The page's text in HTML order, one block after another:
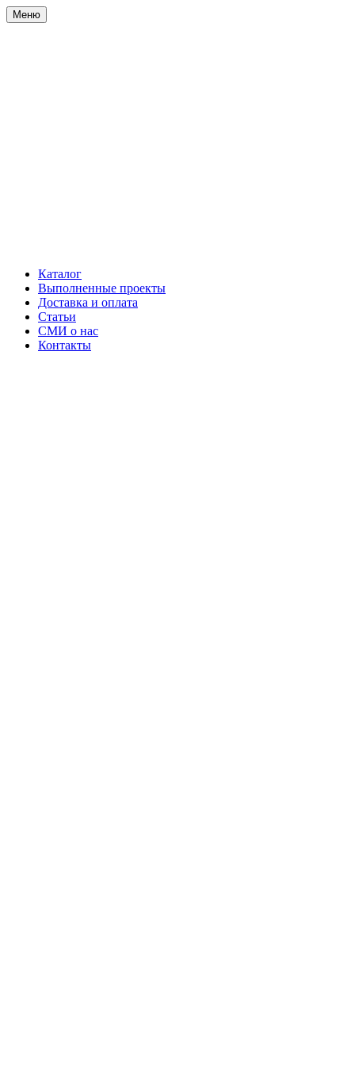
Меню
Каталог
Выполненные проекты
Доставка и оплата
Статьи
СМИ о нас
Контакты